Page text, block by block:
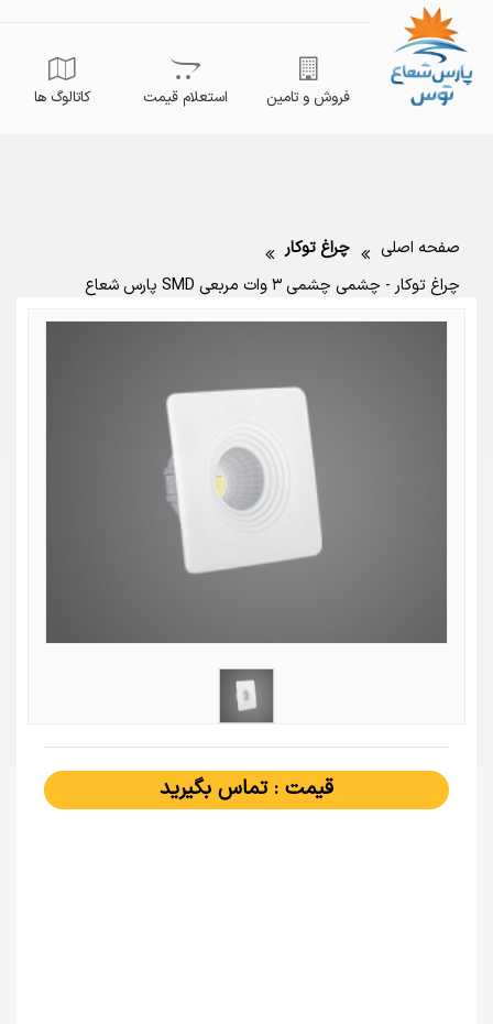
فروش و تامین استعلام قیمت کاتالوگ ها
صفحه اصلی
چراغ توکار
چراغ توکار - چشمی چشمی ۳ وات مربعي SMD پارس شعاع
قیمت : تماس بگیرید